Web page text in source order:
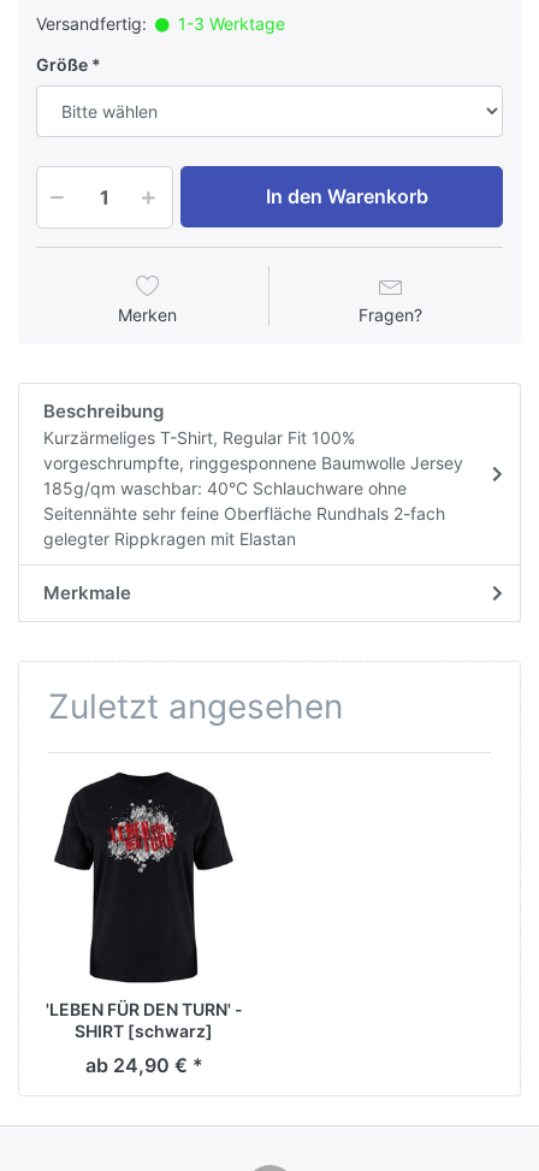
Versandfertig:
1-3 Werktage
Größe
In den Warenkorb
Merken Fragen?
Beschreibung
Kurzärmeliges T-Shirt, Regular Fit 100%
vorgeschrumpfte, ringgesponnene Baumwolle Jersey
185g/qm waschbar: 40°C Schlauchware ohne
Seitennähte sehr feine Oberfläche Rundhals 2-fach
gelegter Rippkragen mit Elastan
Merkmale
Zuletzt angesehen
'LEBEN FÜR DEN TURN' -
SHIRT [schwarz]
ab 24,90 € *